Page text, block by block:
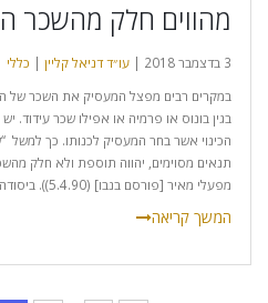
מהווים חלק מהשכר
3 בדצמבר 2018 | עו״ד דניאל קליין | כללי
במקרים רבים מפצל המעסיק את השכר של
בגין בונוס או פרמיה או אפילו שכר עידוד.
הכינוי אשר בחר המעסיק לכנותו. כך למשל
מפעלי מאיר [פורסם בנבו] (5.4.90)). ביסודה, פרמיה היא שכר...